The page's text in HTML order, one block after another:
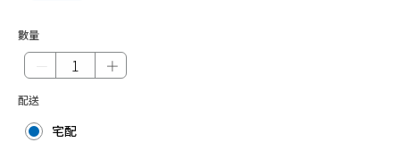
數量
＋
配送
宅配